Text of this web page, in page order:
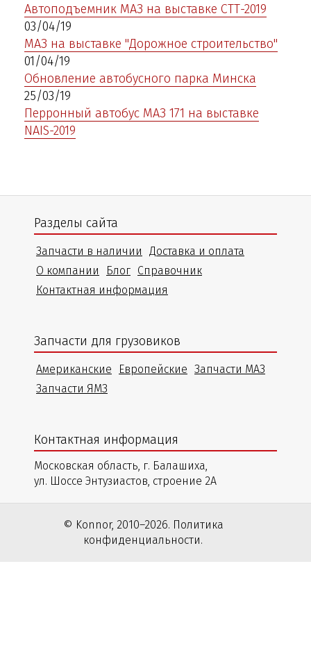
Автоподъемник МАЗ на выставке СТТ-2019
03/04/19
МАЗ на выставке "Дорожное строительство"
01/04/19
Обновление автобусного парка Минска
25/03/19
Перронный автобус МАЗ 171 на выставке
NAIS-2019
Разделы сайта
Запчасти в наличии
Доставка и оплата
О компании
Блог Справочник
Контактная информация
Запчасти для грузовиков
Американские Европейские Запчасти МАЗ
Запчасти ЯМЗ
Контактная информация
Московская область, г. Балашиха,
ул. Шоссе Энтузиастов, строение 2А
© Konnor, 2010–2026. Политика
конфиденциальности.